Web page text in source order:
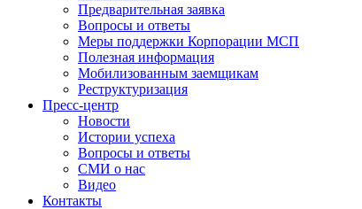
Предварительная заявка
Вопросы и ответы
Меры поддержки Корпорации МСП
Полезная информация
Мобилизованным заемщикам
Реструктуризация
Пресс-центр
Новости
Истории успеха
Вопросы и ответы
СМИ о нас
Видео
Контакты